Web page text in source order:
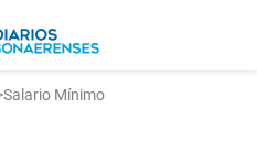
Salario Mínimo